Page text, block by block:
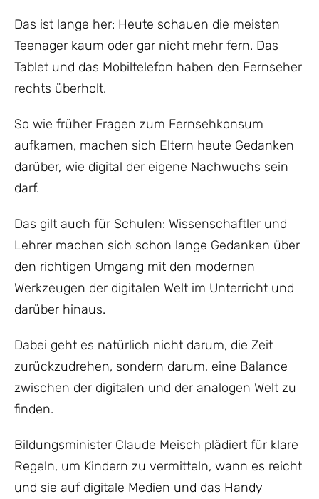
Das ist lange her: Heute schauen die meisten
Teenager kaum oder gar nicht mehr fern. Das
Tablet und das Mobiltelefon haben den Fernseher
rechts überholt.
So wie früher Fragen zum Fernsehkonsum
aufkamen, machen sich Eltern heute Gedanken
darüber, wie digital der eigene Nachwuchs sein
darf.
Das gilt auch für Schulen: Wissenschaftler und
Lehrer machen sich schon lange Gedanken über
den richtigen Umgang mit den modernen
Werkzeugen der digitalen Welt im Unterricht und
darüber hinaus.
Dabei geht es natürlich nicht darum, die Zeit
zurückzudrehen, sondern darum, eine Balance
zwischen der digitalen und der analogen Welt zu
finden.
Bildungsminister Claude Meisch plädiert für klare
Regeln, um Kindern zu vermitteln, wann es reicht
und sie auf digitale Medien und das Handy